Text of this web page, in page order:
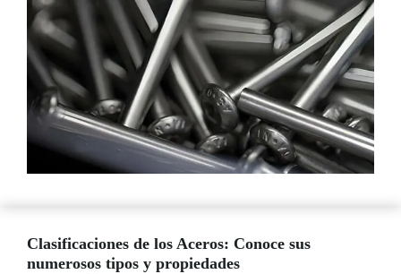
Clasificaciones de los Aceros: Conoce sus
numerosos tipos y propiedades